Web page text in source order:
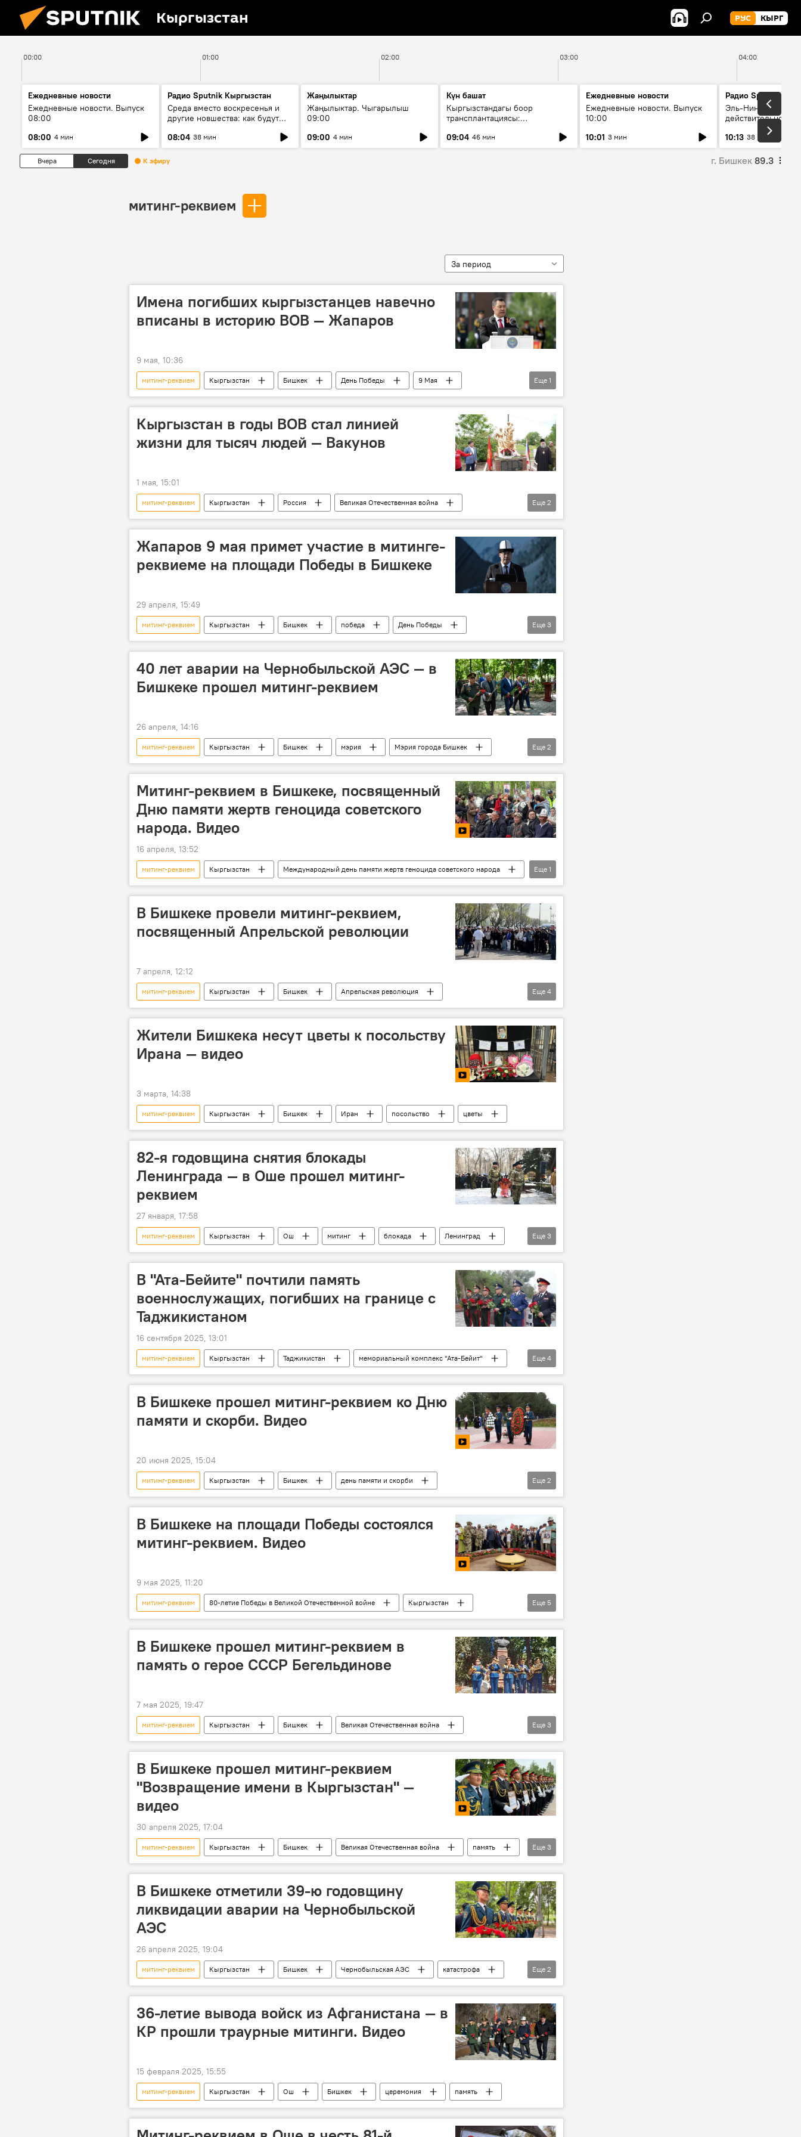
Кыргызстан РУС КЫРГ
00:00 01:00 02:00 03:00 04:00
Ежедневные новости
Ежедневные новости. Выпуск
08:00
08:00 4 мин
Радио Sputnik Кыргызстан
Среда вместо воскресенья и
другие новшества: как будут
08:04 38 мин
Жаңылыктар
Жаңылыктар. Чыгарылыш
09:00
09:00 4 мин
Күн башат
Кыргызстандагы боор
трансплантациясы:
келечеги
09:04 46 мин
Ежедневные новости
Ежедневные новости. Выпуск
10:00
10:01 3 мин
Радио Sputnik
Эль-Ниньо, жара и
действительно
погоду в
10:13 38 мин
Вчера Сегодня К эфиру г. Бишкек 89.3
митинг-реквием
За период
Имена погибших кыргызстанцев навечно
вписаны в историю ВОВ — Жапаров
9 мая, 10:36
митинг-реквием Кыргызстан Бишкек День Победы
9 Мая
Садыр Жапаров
Еще 1
Кыргызстан в годы ВОВ стал линией
жизни для тысяч людей — Вакунов
1 мая, 15:01
митинг-реквием Кыргызстан Россия
Великая Отечественная война
Сергей Вакунов
кладбище
Еще 2
Жапаров 9 мая примет участие в митинге-
реквиеме на площади Победы в Бишкеке
29 апреля, 15:49
митинг-реквием Кыргызстан Бишкек победа
День Победы
Великая Отечественная война
9 Мая Садыр Жапаров
Еще 3
40 лет аварии на Чернобыльской АЭС — в
Бишкеке прошел митинг-реквием
26 апреля, 14:16
митинг-реквием Кыргызстан Бишкек мэрия
Мэрия города Бишкек
Айбек Джунушалиев
Чернобыльская АЭС
Еще 2
Митинг-реквием в Бишкеке, посвященный
Дню памяти жертв геноцида советского
народа. Видео
16 апреля, 13:52
митинг-реквием Кыргызстан
Международный день памяти жертв геноцида советского народа
блокадники
Еще 1
В Бишкеке провели митинг-реквием,
посвященный Апрельской революции
7 апреля, 12:12
митинг-реквием Кыргызстан Бишкек
Апрельская революция
апрельские события
7 апреля
площадь Ала-Тоо
Еще 4
Жители Бишкека несут цветы к посольству
Ирана — видео
3 марта, 14:38
митинг-реквием Кыргызстан Бишкек Иран посольство цветы
82-я годовщина снятия блокады
Ленинграда — в Оше прошел митинг-
реквием
27 января, 17:58
митинг-реквием Кыргызстан Ош митинг блокада
Ленинград
Блокада Ленинграда
Великая Отечественная война победа
Еще 3
В "Ата-Бейите" почтили память
военнослужащих, погибших на границе с
Таджикистаном
16 сентября 2025, 13:01
митинг-реквием Кыргызстан Таджикистан
мемориальный комплекс "Ата-Бейит"
память
военнослужащие ГКНБ фото
Еще 4
В Бишкеке прошел митинг-реквием ко Дню
памяти и скорби. Видео
20 июня 2025, 15:04
митинг-реквием Кыргызстан Бишкек
день памяти и скорби
Великая Отечественная война
видео
Еще 2
В Бишкеке на площади Победы состоялся
митинг-реквием. Видео
9 мая 2025, 11:20
митинг-реквием 80-летие Победы в Великой Отечественной войне
Кыргызстан
Бишкек
Площадь Победы Айбек Джунушалиев видео фото
Еще 5
В Бишкеке прошел митинг-реквием в
память о герое СССР Бегельдинове
7 мая 2025, 19:47
митинг-реквием Кыргызстан Бишкек
Великая Отечественная война
80-летие Победы в Великой Отечественной войне
герой Герой Советского Союза
Еще 3
В Бишкеке прошел митинг-реквием
"Возвращение имени в Кыргызстан" —
видео
30 апреля 2025, 17:04
митинг-реквием Кыргызстан Бишкек Великая Отечественная война
память
возвращение
видео фото
Еще 3
В Бишкеке отметили 39-ю годовщину
ликвидации аварии на Чернобыльской
АЭС
26 апреля 2025, 19:04
митинг-реквием Кыргызстан Бишкек Чернобыльская АЭС
катастрофа
фото
ликвидация
Еще 2
36-летие вывода войск из Афганистана — в
КР прошли траурные митинги. Видео
15 февраля 2025, 15:55
митинг-реквием Кыргызстан Ош Бишкек церемония память